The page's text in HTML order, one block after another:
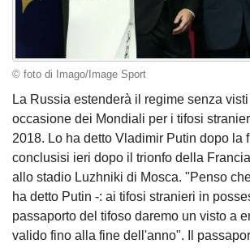
© foto di Imago/Image Sport
La Russia estenderà il regime senza
occasione dei Mondiali per i tifosi
2018. Lo ha detto Vladimir Putin dopo la
conclusisi ieri dopo il trionfo della
allo stadio Luzhniki di Mosca. "Penso
ha detto Putin -: ai tifosi stranieri in
passaporto del tifoso daremo un visto a
valido fino alla fine dell'anno". Il